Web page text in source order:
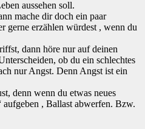
aussehen soll.
mache dir doch ein paar
gerne erzählen würdest , wenn du
dann höre nur auf deinen
ob du ein schlechtes
nur Angst. Denn Angst ist ein
denn wenn du etwas neues
, Ballast abwerfen. Bzw.